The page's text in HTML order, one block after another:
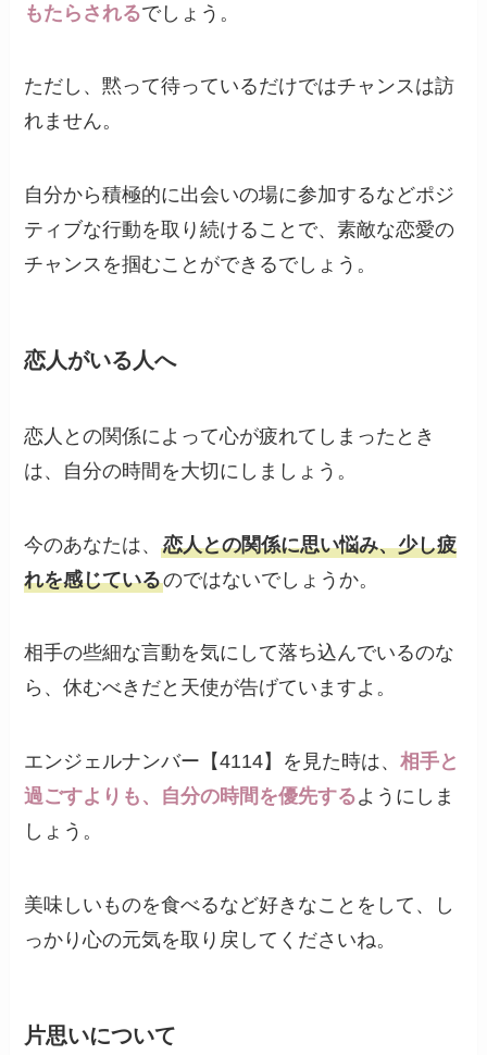
もたらされるでしょう。
ただし、黙って待っているだけではチャンスは訪
れません。
自分から積極的に出会いの場に参加するなどポジ
ティブな行動を取り続けることで、素敵な恋愛の
チャンスを掴むことができるでしょう。
恋人がいる人へ
恋人との関係によって心が疲れてしまったとき
は、自分の時間を大切にしましょう。
今のあなたは、恋人との関係に思い悩み、少し疲
れを感じているのではないでしょうか。
相手の些細な言動を気にして落ち込んでいるのな
ら、休むべきだと天使が告げていますよ。
エンジェルナンバー【4114】を見た時は、相手と
過ごすよりも、自分の時間を優先するようにしま
しょう。
美味しいものを食べるなど好きなことをして、し
っかり心の元気を取り戻してくださいね。
片思いについて